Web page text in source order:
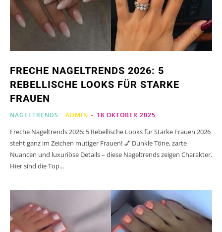
FRECHE NAGELTRENDS 2026: 5
REBELLISCHE LOOKS FÜR STARKE
FRAUEN
NAGELTRENDS ADMIN - 18 OKTOBER 2025
Freche Nageltrends 2026: 5 Rebellische Looks für Starke Frauen 2026
steht ganz im Zeichen mutiger Frauen! 💅 Dunkle Töne, zarte
Nuancen und luxuriöse Details – diese Nageltrends zeigen Charakter.
Hier sind die Top...